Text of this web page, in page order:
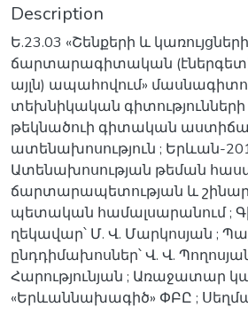
Description
Ե.23.03 «Շենքերի և կառույցների
ճարտարագիտական
այլն) ապահովում»
տեխնիկական գիտությունների
թեկնածուի գիտական
ատենախոսություն ; Երևան-
Ատենախոսության թեման
ճարտարապետության և
պետական համալսարանում ;
ղեկավար՝ Մ. Վ. Մարկոսյան ;
ընդդիմախոսներ՝ Վ. Վ.
Հարությունյան ; Առաջատար
«Երևաննախագիծ» ՓԲԸ ;